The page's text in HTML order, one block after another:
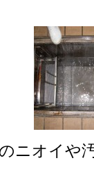
ニオイや